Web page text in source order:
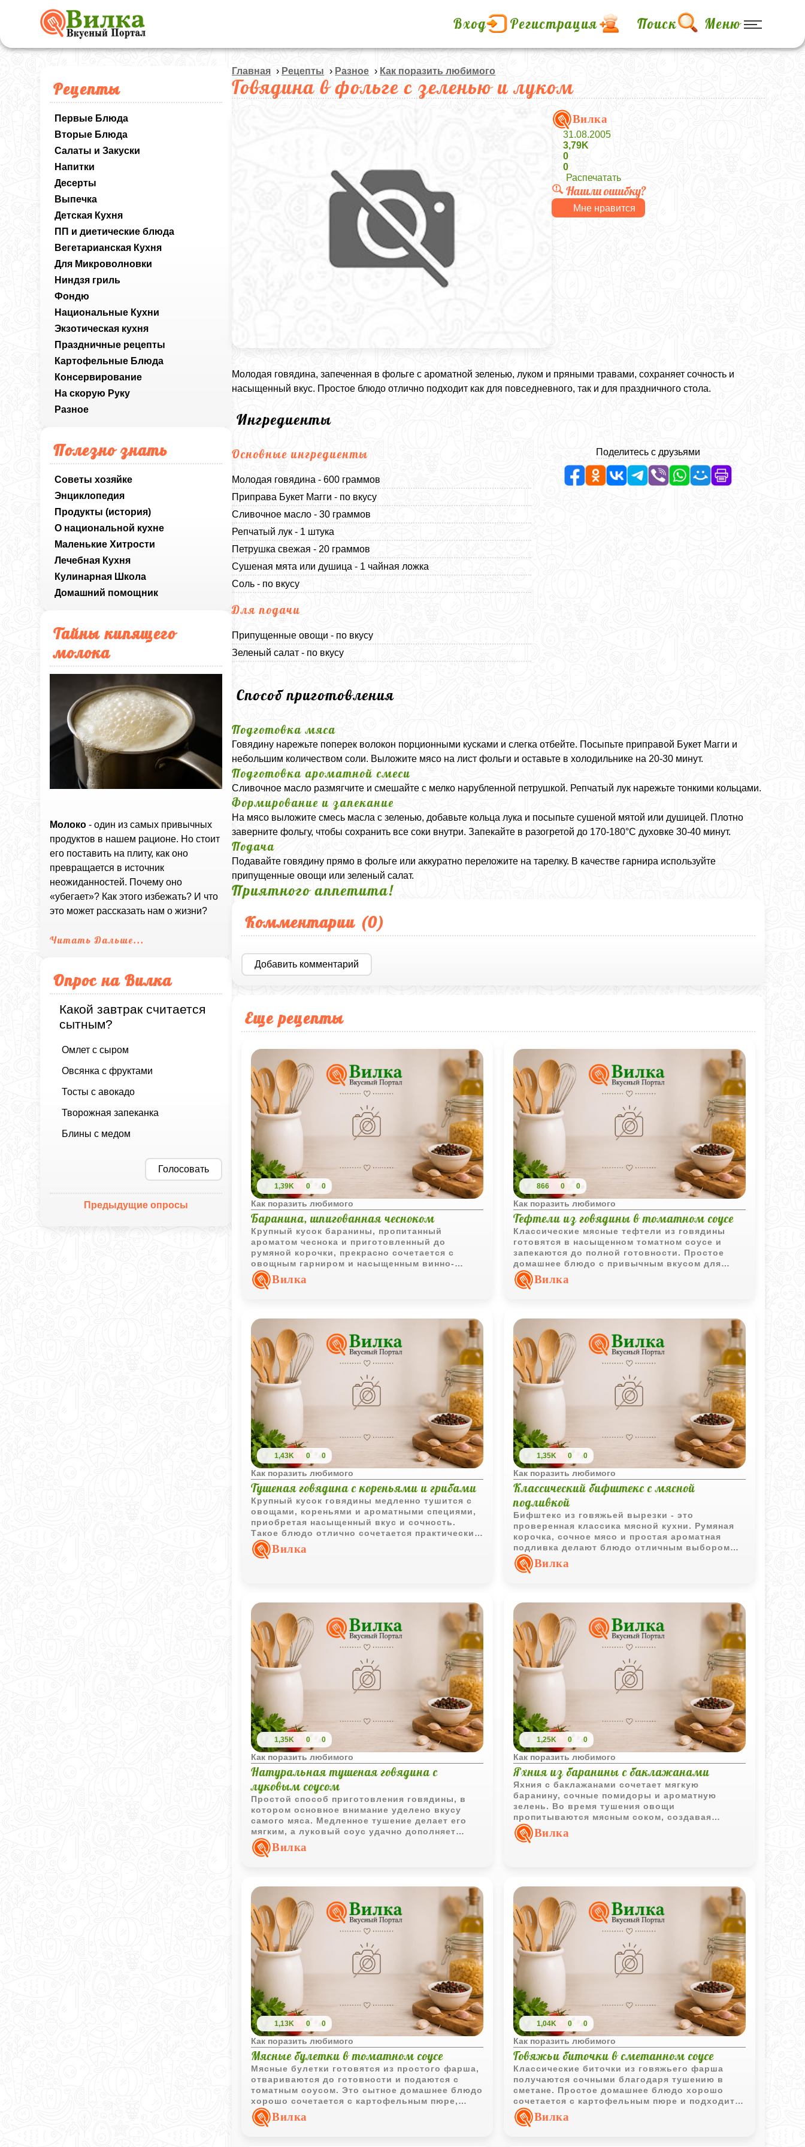
Вход Регистрация Поиск Меню
Рецепты
Первые Блюда
Вторые Блюда
Салаты и Закуски
Напитки
Десерты
Выпечка
Детская Кухня
ПП и диетические блюда
Вегетарианская Кухня
Для Микроволновки
Ниндзя гриль
Фондю
Национальные Кухни
Экзотическая кухня
Праздничные рецепты
Картофельные Блюда
Консервирование
На скорую Руку
Разное
Полезно знать
Советы хозяйке
Энциклопедия
Продукты (история)
О национальной кухне
Маленькие Хитрости
Лечебная Кухня
Кулинарная Школа
Домашний помощник
Тайны кипящего
молока
Молоко - один из самых привычных
продуктов в нашем рационе. Но стоит
его поставить на плиту, как оно
превращается в источник
неожиданностей. Почему оно
«убегает»? Как этого избежать? И что
это может рассказать нам о жизни?
Читать Дальше...
Опрос на Вилка
Какой завтрак считается
сытным?
Омлет с сыром
Овсянка с фруктами
Тосты с авокадо
Творожная запеканка
Блины с медом
Голосовать
Предыдущие опросы
Главная › Рецепты › Разное › Как поразить любимого
Говядина в фольге с зеленью и луком
Вилка
31.08.2005
3,79K
0
0
Распечатать
Нашли ошибку?
Мне нравится
Молодая говядина, запеченная в фольге с ароматной зеленью, луком и пряными травами, сохраняет сочность и
насыщенный вкус. Простое блюдо отлично подходит как для повседневного, так и для праздничного стола.
Ингредиенты
Основные ингредиенты
Молодая говядина - 600 граммов
Приправа Букет Магги - по вкусу
Сливочное масло - 30 граммов
Репчатый лук - 1 штука
Петрушка свежая - 20 граммов
Сушеная мята или душица - 1 чайная ложка
Соль - по вкусу
Для подачи
Припущенные овощи - по вкусу
Зеленый салат - по вкусу
Поделитесь с друзьями
Способ приготовления
Подготовка мяса
Говядину нарежьте поперек волокон порционными кусками и слегка отбейте. Посыпьте приправой Букет Магги и
небольшим количеством соли. Выложите мясо на лист фольги и оставьте в холодильнике на 20-30 минут.
Подготовка ароматной смеси
Сливочное масло размягчите и смешайте с мелко нарубленной петрушкой. Репчатый лук нарежьте тонкими кольцами.
Формирование и запекание
На мясо выложите смесь масла с зеленью, добавьте кольца лука и посыпьте сушеной мятой или душицей. Плотно
заверните фольгу, чтобы сохранить все соки внутри. Запекайте в разогретой до 170-180°C духовке 30-40 минут.
Подача
Подавайте говядину прямо в фольге или аккуратно переложите на тарелку. В качестве гарнира используйте
припущенные овощи или зеленый салат.
Приятного аппетита!
Комментарии (0)
Добавить комментарий
Еще рецепты
1,39K 0 0
Как поразить любимого
Баранина, шпигованная чесноком
Крупный кусок баранины, пропитанный
ароматом чеснока и приготовленный до
румяной корочки, прекрасно сочетается с
овощным гарниром и насыщенным винно-
томатным соусом. Такое блюдо подойдет как
для семейного ужина, так и для праздничного
Вилка
866 0 0
Как поразить любимого
Тефтели из говядины в томатном соусе
Классические мясные тефтели из говядины
готовятся в насыщенном томатном соусе и
запекаются до полной готовности. Простое
домашнее блюдо с привычным вкусом для
повседневного меню.
Вилка
1,43K 0 0
Как поразить любимого
Тушеная говядина с кореньями и грибами
Крупный кусок говядины медленно тушится с
овощами, кореньями и ароматными специями,
приобретая насыщенный вкус и сочность.
Такое блюдо отлично сочетается практически с
любым гарниром.
Вилка
1,35K 0 0
Как поразить любимого
Классический бифштекс с мясной
подливкой
Бифштекс из говяжьей вырезки - это
проверенная классика мясной кухни. Румяная
корочка, сочное мясо и простая ароматная
подливка делают блюдо отличным выбором
для домашнего обеда.
Вилка
1,35K 0 0
Как поразить любимого
Натуральная тушеная говядина с
луковым соусом
Простой способ приготовления говядины, в
котором основное внимание уделено вкусу
самого мяса. Медленное тушение делает его
мягким, а луковый соус удачно дополняет
блюдо без лишних ингредиентов.
Вилка
1,25K 0 0
Как поразить любимого
Яхния из баранины с баклажанами
Яхния с баклажанами сочетает мягкую
баранину, сочные помидоры и ароматную
зелень. Во время тушения овощи
пропитываются мясным соком, создавая
насыщенное и гармоничное блюдо.
Вилка
1,13K 0 0
Как поразить любимого
Мясные булетки в томатном соусе
Мясные булетки готовятся из простого фарша,
отвариваются до готовности и подаются с
томатным соусом. Это сытное домашнее блюдо
хорошо сочетается с картофельным пюре,
крупами или овощами.
Вилка
1,04K 0 0
Как поразить любимого
Говяжьи биточки в сметанном соусе
Классические биточки из говяжьего фарша
получаются сочными благодаря тушению в
сметане. Простое домашнее блюдо хорошо
сочетается с картофельным пюре и подходит
для семейного обеда.
Вилка